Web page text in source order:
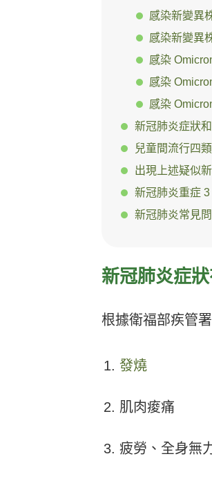
感染新變異
感染新變異
感染
感染
感染
新冠肺炎症狀
兒童間流行四
出現上述疑似
新冠肺炎重症
新冠肺炎常見
新冠肺炎症
根據衛福部疾管
發燒
肌肉痠痛
疲勞、全身無